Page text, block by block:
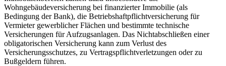
Wohngebäudeversicherung bei finanzierter Immobilie (als
Bedingung der Bank), die Betriebshaftpflichtversicherung für
Vermieter gewerblicher Flächen und bestimmte technische
Versicherungen für Aufzugsanlagen. Das Nichtabschließen einer
obligatorischen Versicherung kann zum Verlust des
Versicherungsschutzes, zu Vertragspflichtverletzungen oder zu
Bußgeldern führen.